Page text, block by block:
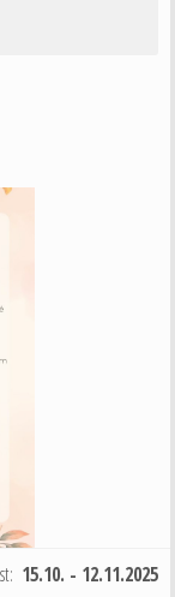
15.10. - 12.11.2025